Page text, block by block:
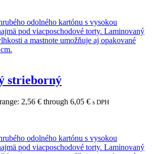
strieborný
2,56 € through 6,05 € s DPH